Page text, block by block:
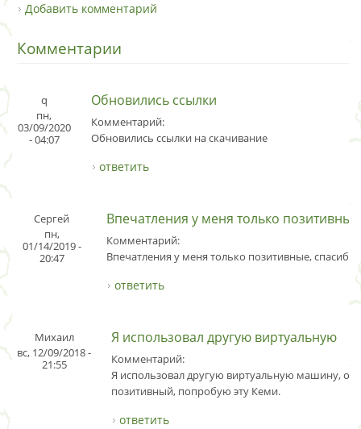
Добавить комментарий
Комментарии
q
пн,
03/09/2020
- 04:07
Обновились ссылки
Комментарий:
Обновились ссылки на скачивание
ответить
Сергей
пн,
01/14/2019 -
20:47
Впечатления у меня только позитивные
Комментарий:
Впечатления у меня только позитивные, спасибо.
ответить
Михаил
вс, 12/09/2018 -
21:55
Я использовал другую виртуальную
Комментарий:
Я использовал другую виртуальную машину,
позитивный, попробую эту Кеми.
ответить